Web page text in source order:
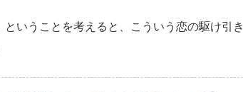
いうことを考えると、こういう恋の駆け引き